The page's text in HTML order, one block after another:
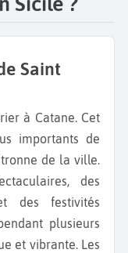
vaut aussi
, inscrites au
ainsi que la
avec sa
partez-vous en
importants de
de la ville.
des
des festivités
plusieurs
et vibrante. Les